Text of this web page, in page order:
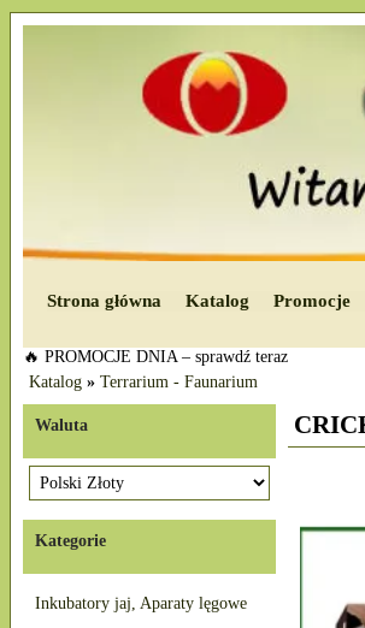
Strona główna Katalog Promocje
🔥 PROMOCJE DNIA – sprawdź teraz
Katalog » Terrarium - Faunarium
Waluta
Kategorie
Inkubatory jaj, Aparaty lęgowe